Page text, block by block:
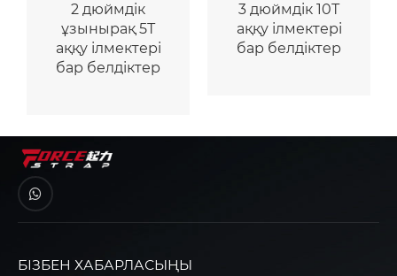
2 дюймдік
ұзынырақ 5Т
аққу ілмектері
бар белдіктер
3 дюймдік 10Т
аққу ілмектері
бар белдіктер
БІЗБЕН ХАБАРЛАСЫҢЫ